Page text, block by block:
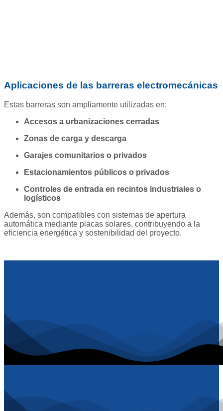
Aplicaciones de las barreras electromecánicas
Estas barreras son ampliamente utilizadas en:
Accesos a urbanizaciones cerradas
Zonas de carga y descarga
Garajes comunitarios o privados
Estacionamientos públicos o privados
Controles de entrada en recintos industriales o
logísticos
Además, son compatibles con sistemas de apertura
automática mediante placas solares, contribuyendo a la
eficiencia energética y sostenibilidad del proyecto.